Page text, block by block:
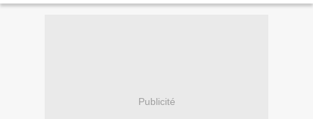
Publicité